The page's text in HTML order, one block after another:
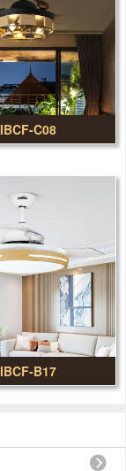
IBCF-C08
IBCF-B17